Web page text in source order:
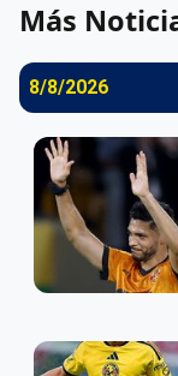
Más
8/8/2026